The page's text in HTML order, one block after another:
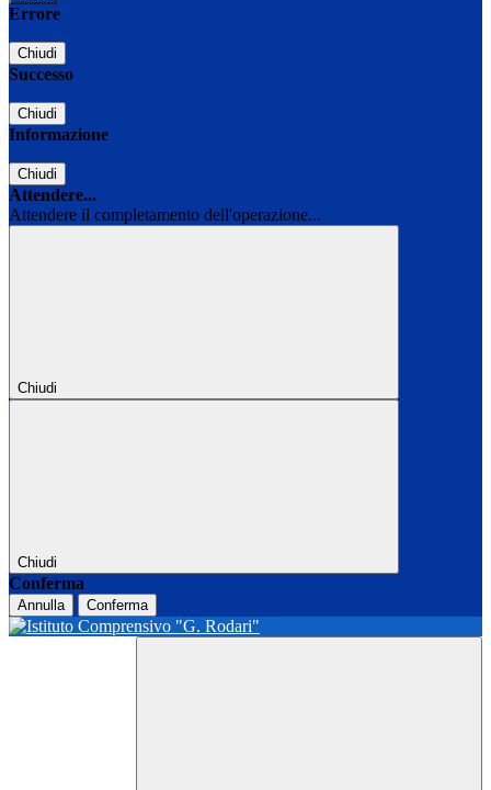
Errore
Chiudi
Successo
Chiudi
Informazione
Chiudi
Attendere...
Attendere il completamento dell'operazione...
Chiudi
Chiudi
Conferma
Annulla Conferma